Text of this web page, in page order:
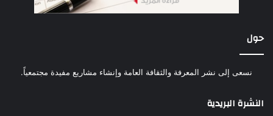
حول
نسعى إلى نشر المعرفة والثقافة العامة وإنشاء مشاريع مفيدة مجتمعياً.
النشرة البريدية